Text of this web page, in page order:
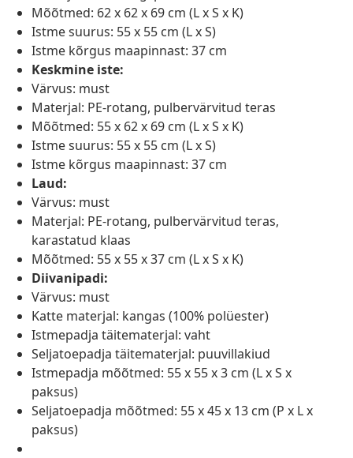
Mõõtmed: 62 x 62 x 69 cm (L x S x K)
Istme suurus: 55 x 55 cm (L x S)
Istme kõrgus maapinnast: 37 cm
Keskmine iste:
Värvus: must
Materjal: PE-rotang, pulbervärvitud teras
Mõõtmed: 55 x 62 x 69 cm (L x S x K)
Istme suurus: 55 x 55 cm (L x S)
Istme kõrgus maapinnast: 37 cm
Laud:
Värvus: must
Materjal: PE-rotang, pulbervärvitud teras,
karastatud klaas
Mõõtmed: 55 x 55 x 37 cm (L x S x K)
Diivanipadi:
Värvus: must
Katte materjal: kangas (100% polüester)
Istmepadja täitematerjal: vaht
Seljatoepadja täitematerjal: puuvillakiud
Istmepadja mõõtmed: 55 x 55 x 3 cm (L x S x
paksus)
Seljatoepadja mõõtmed: 55 x 45 x 13 cm (P x L x
paksus)